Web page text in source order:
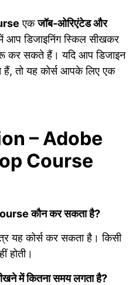
एकजॉब-ओरिएंटेड और
आप डिजाइनिंग स्किल सीखकर
कर सकते हैं। यदि आप डिजाइन
हैं, तो यह कोर्स आपके लिए एक
– Adobe
Course
कौन कर सकता है?
यह कोर्स कर सकता है। किसी
होती।
में कितना समय लगता है?